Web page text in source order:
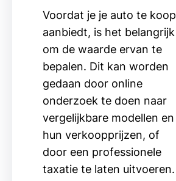
Voordat je je auto te koop
aanbiedt, is het belangrijk
om de waarde ervan te
bepalen. Dit kan worden
gedaan door online
onderzoek te doen naar
vergelijkbare modellen en
hun verkoopprijzen, of
door een professionele
taxatie te laten uitvoeren.